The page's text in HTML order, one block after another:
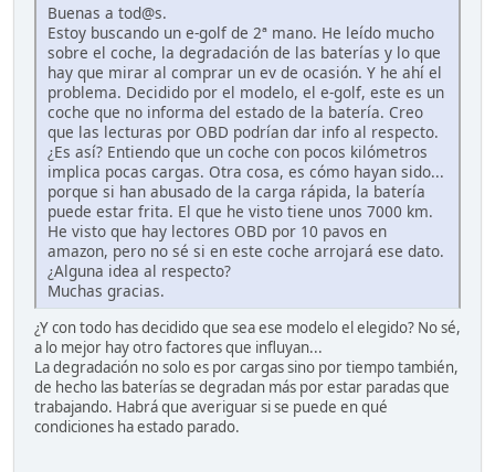
Buenas a tod@s.
Estoy buscando un e-golf de 2ª mano. He leído mucho
sobre el coche, la degradación de las baterías y lo que
hay que mirar al comprar un ev de ocasión. Y he ahí el
problema. Decidido por el modelo, el e-golf, este es un
coche que no informa del estado de la batería. Creo
que las lecturas por OBD podrían dar info al respecto.
¿Es así? Entiendo que un coche con pocos kilómetros
implica pocas cargas. Otra cosa, es cómo hayan sido...
porque si han abusado de la carga rápida, la batería
puede estar frita. El que he visto tiene unos 7000 km.
He visto que hay lectores OBD por 10 pavos en
amazon, pero no sé si en este coche arrojará ese dato.
¿Alguna idea al respecto?
Muchas gracias.
¿Y con todo has decidido que sea ese modelo el elegido? No sé,
a lo mejor hay otro factores que influyan...
La degradación no solo es por cargas sino por tiempo también,
de hecho las baterías se degradan más por estar paradas que
trabajando. Habrá que averiguar si se puede en qué
condiciones ha estado parado.